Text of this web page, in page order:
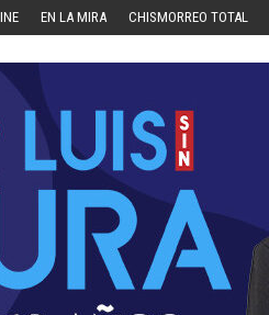
EN LA MIRA CHISMORREO TOTAL